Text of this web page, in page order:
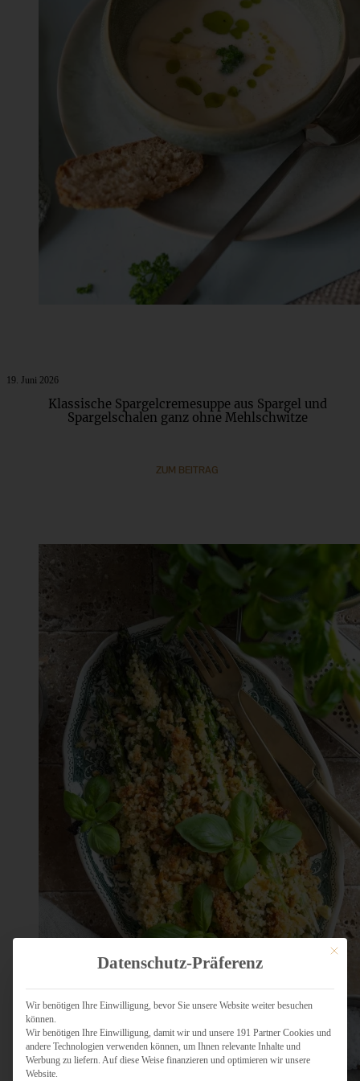
19. Juni 2026
ZUM BEITRAG
Klassische Spargelcremesuppe aus Spargel und
Spargelschalen ganz ohne Mehlschwitze
Mit
Datenschutz-Präferenz
Wir benötigen Ihre Einwilligung, bevor Sie unsere Website weiter besuchen
können.
Wir benötigen Ihre Einwilligung, damit wir und unsere 191 Partner Cookies und
andere Technologien verwenden können, um Ihnen relevante Inhalte und
Werbung zu liefern. Auf diese Weise finanzieren und optimieren wir unsere
Website.